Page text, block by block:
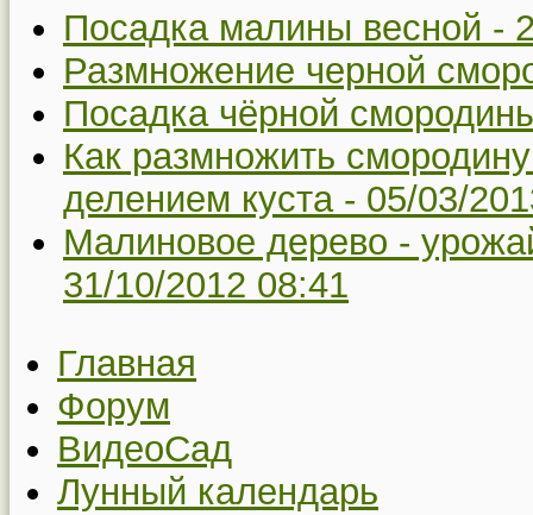
Посадка малины весной -
Размножение черной
Посадка чёрной
Как размножить
делением куста - 05/03/
Малиновое дерево -
31/10/2012 08:41
Главная
Форум
ВидеоСад
Лунный календарь